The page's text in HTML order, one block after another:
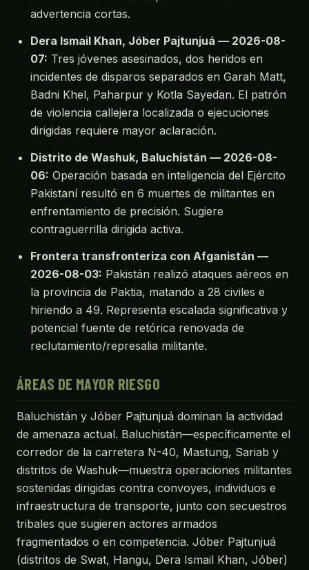
advertencia cortas.
Dera Ismail Khan, Jóber Pajtunjuá — 2026-08-
07: Tres jóvenes asesinados, dos heridos en
incidentes de disparos separados en Garah Matt,
Badni Khel, Paharpur y Kotla Sayedan. El patrón
de violencia callejera localizada o ejecuciones
dirigidas requiere mayor aclaración.
Distrito de Washuk, Baluchistán — 2026-08-
06: Operación basada en inteligencia del Ejército
Pakistaní resultó en 6 muertes de militantes en
enfrentamiento de precisión. Sugiere
contraguerrilla dirigida activa.
Frontera transfronteriza con Afganistán —
2026-08-03: Pakistán realizó ataques aéreos en
la provincia de Paktia, matando a 28 civiles e
hiriendo a 49. Representa escalada significativa y
potencial fuente de retórica renovada de
reclutamiento/represalia militante.
ÁREAS DE MAYOR RIESGO
Baluchistán y Jóber Pajtunjuá dominan la actividad
de amenaza actual. Baluchistán—específicamente el
corredor de la carretera N-40, Mastung, Sariab y
distritos de Washuk—muestra operaciones militantes
sostenidas dirigidas contra convoyes, individuos e
infraestructura de transporte, junto con secuestros
tribales que sugieren actores armados
fragmentados o en competencia. Jóber Pajtunjuá
(distritos de Swat, Hangu, Dera Ismail Khan, Jóber)